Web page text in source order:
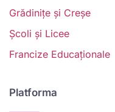
Grădinițe și Creșe
Școli și Licee
Francize Educaționale
Platforma